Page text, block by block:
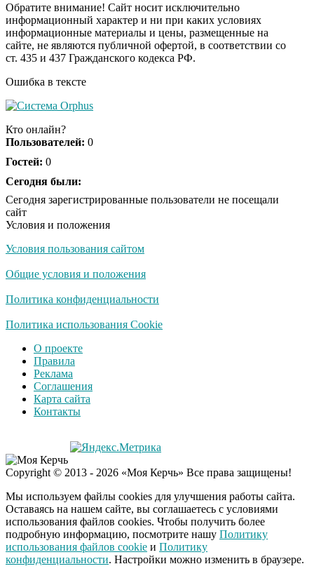
i
Ролик длится пару
секунд, но вы будете в
шоке от увиденного
Ролик из Омска: вы
Ржу не переставая, это
не раз
Скрытая камера на
люди вытворяют, когда
Ролик длится
смеяться вы будете
Королева вагона
отожгла! Видео не
оставит равнодушным
патриотизме
Плющенко отправляет
сына выступать за
Азербайджан
Обратите внимание! Сайт носит исключительно
информационный характер и ни при каких условиях
информационные материалы и цены, размещенные на
сайте, не являются публичной офертой, в соответствии со
ст. 435 и 437 Гражданского кодекса РФ.
Ошибка в тексте
Кто онлайн?
Пользователей: 0
Гостей: 0
Сегодня были:
Сегодня зарегистрированные пользователи не посещали
сайт
Условия и положения
Условия пользования сайтом
Общие условия и положения
Политика конфиденциальности
Политика использования Cookie
О проекте
Правила
Реклама
Соглашения
Карта сайта
Контакты
Copyright © 2013 - 2026 «Моя Керчь» Все права защищены!
Мы используем файлы cookies для улучшения работы сайта.
Оставаясь на нашем сайте, вы соглашаетесь с условиями
использования файлов cookies. Чтобы получить более
подробную информацию, посмотрите нашу Политику
использования файлов cookie и Политику
конфиденциальности. Настройки можно изменить в браузере.